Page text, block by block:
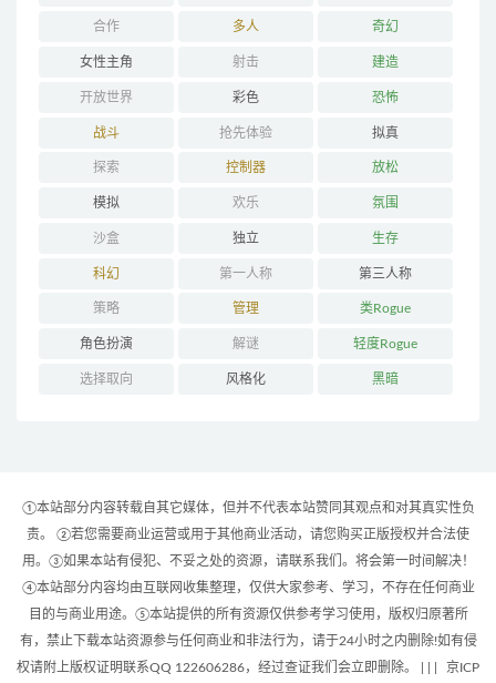
合作 多人 奇幻
女性主角 射击 建造
开放世界 彩色 恐怖
战斗 抢先体验 拟真
探索 控制器 放松
模拟 欢乐 氛围
沙盒 独立 生存
科幻 第一人称 第三人称
策略 管理 类Rogue
角色扮演 解谜 轻度Rogue
选择取向 风格化 黑暗
①本站部分内容转载自其它媒体，但并不代表本站赞同其观点和对其真实性负
责。 ②若您需要商业运营或用于其他商业活动，请您购买正版授权并合法使
用。③如果本站有侵犯、不妥之处的资源，请联系我们。将会第一时间解决！
④本站部分内容均由互联网收集整理，仅供大家参考、学习，不存在任何商业
目的与商业用途。⑤本站提供的所有资源仅供参考学习使用，版权归原著所
有，禁止下载本站资源参与任何商业和非法行为，请于24小时之内删除!如有侵
权请附上版权证明联系QQ 122606286，经过查证我们会立即删除。 | |
京ICP